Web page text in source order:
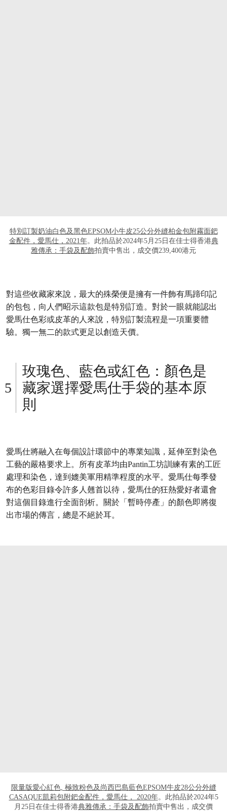
特別訂製奶油白色及黑色EPSOM小牛皮25公分外縫柏金包附霧面鈀
金配件，愛馬仕，2021年。此拍品於2024年5月25日在佳士得香港典
雅傳承：手袋及配飾拍賣中售出，成交價239,400港元
對這些收藏家來說，最大的殊榮便是擁有一件飾有馬蹄印記
的包包，向人們昭示這款包是特別訂造。對於一眼就能認出
愛馬仕色彩或皮革的人來說，特別訂製流程是一項重要體
驗。獨一無二的款式更足以創造天價。
玫瑰色、藍色或紅色：顏色是
藏家選擇愛馬仕手袋的基本原
則
愛馬仕將融入在每個設計環節中的專業知識，延伸至對染色
工藝的嚴格要求上。所有皮革均由Pantin工坊訓練有素的工匠
處理和染色，達到媲美軍用精準程度的水平。愛馬仕每季發
布的色彩目錄令許多人翹首以待，愛馬仕的狂熱愛好者還會
對這個目錄進行全面剖析。關於「暫時停產」的顏色即將復
出市場的傳言，總是不絕於耳。
限量版愛心紅色, 極致粉色及尚西巴島藍色EPSOM牛皮28公分外縫
CASAQUE凱莉包附鈀金配件，愛馬仕， 2020年。此拍品於2024年5
月25日在佳士得香港典雅傳承：手袋及配飾拍賣中售出，成交價